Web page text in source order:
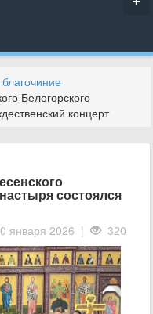
Белогорского
концерт
состоялся
января 2026 | 320